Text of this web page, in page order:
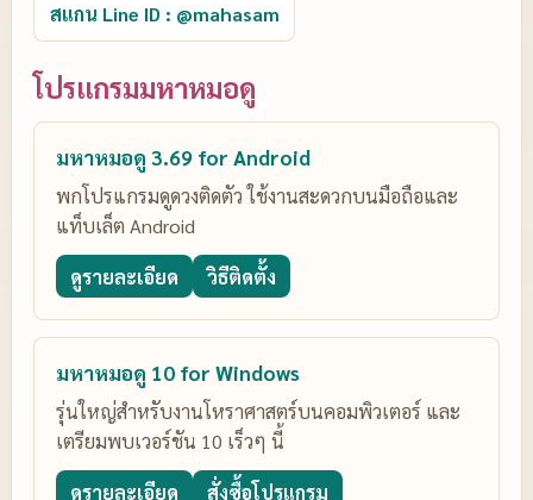
สแกน Line ID : @mahasam
โปรแกรมมหาหมอดู
มหาหมอดู 3.69 for Android
พกโปรแกรมดูดวงติดตัว ใช้งานสะดวกบนมือถือและ
แท็บเล็ต Android
ดูรายละเอียด วิธีติดตั้ง
มหาหมอดู 10 for Windows
รุ่นใหญ่สำหรับงานโหราศาสตร์บนคอมพิวเตอร์ และ
เตรียมพบเวอร์ชัน 10 เร็วๆ นี้
ดูรายละเอียด สั่งซื้อโปรแกรม